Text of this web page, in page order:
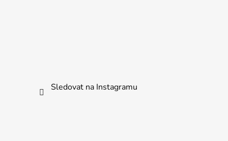
Sledovat na Instagramu